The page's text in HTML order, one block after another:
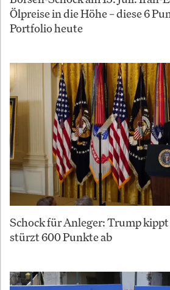
Ölpreise in die Höhe – diese 6
Portfolio heute
Schock für Anleger: Trump
stürzt 600 Punkte ab